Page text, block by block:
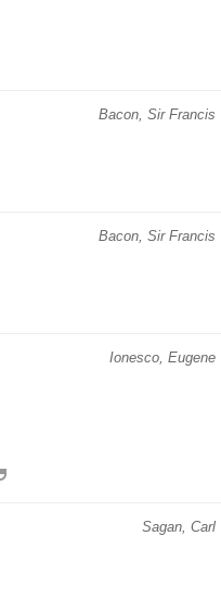
Bacon, Sir Francis
Bacon, Sir Francis
Ionesco, Eugene
Sagan, Carl